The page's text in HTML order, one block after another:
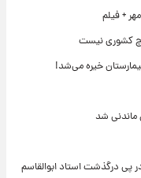
+ فیلم
کشوری نیست
خیره می‌شد!
ماندنی شد
پی درگذشت استاد ابوالقاسم